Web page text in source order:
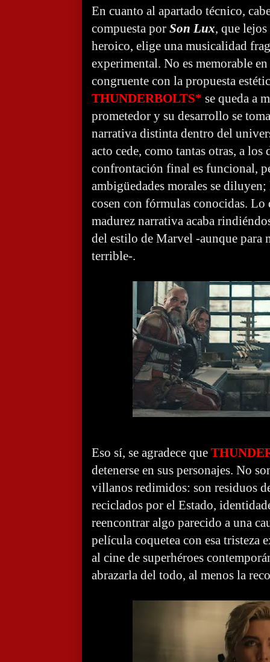
En cuanto al apartado técnico,
compuesta por Son Lux, que
heroico, elige una musicalidad
experimental. No es memorable
congruente con la propuesta
THUNDERBOLTS* se queda a
prometedor y su desarrollo se
narrativa distinta dentro del
acto cede, como tantas otras, a
confrontación final es funcional,
ambigüedades morales se
cosen con fórmulas conocidas. Lo
madurez narrativa acaba
del estilo de Marvel -aunque para
terrible-.
Eso sí, se agradece que
detenerse en sus personajes. No
villanos redimidos: son residuos
reciclados por el Estado,
reencontrar algo parecido a una
película coquetea con esa tristeza
al cine de superhéroes
abrazarla del todo, al menos la